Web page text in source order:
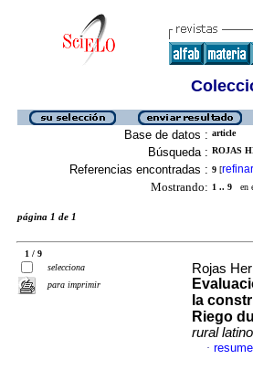
Base de datos : article
Búsqueda : ROJAS
Referencias encontradas : 9 [refinar
Mostrando: 1 .. 9 en
página 1 de 1
1 / 9
selecciona
para imprimir
Rojas
la
Riego
rural
·